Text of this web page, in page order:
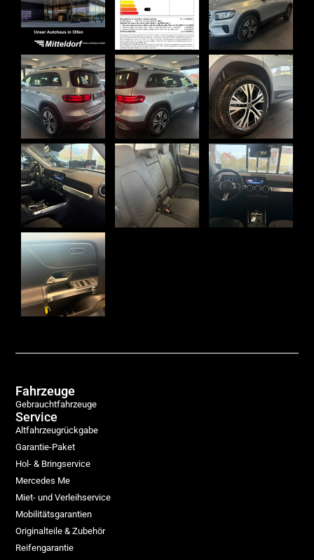
Fahrzeuge
Gebrauchtfahrzeuge
Service
Altfahrzeugrückgabe
Garantie-Paket
Hol- & Bringservice
Mercedes Me
Miet- und Verleihservice
Mobilitätsgarantien
Originalteile & Zubehör
Reifengarantie